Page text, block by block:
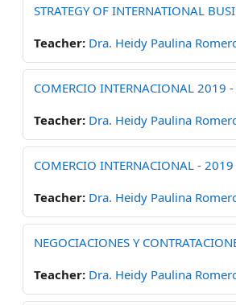
STRATEGY OF INTERNATIONAL
Teacher: Dra. Heidy Paulina
COMERCIO INTERNACIONAL 2019
Teacher: Dra. Heidy Paulina
COMERCIO INTERNACIONAL -
Teacher: Dra. Heidy Paulina
NEGOCIACIONES Y
Teacher: Dra. Heidy Paulina